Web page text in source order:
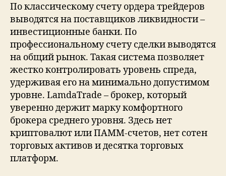
По классическому счету ордера трейдеров
выводятся на поставщиков ликвидности –
инвестиционные банки. По
профессиональному счету сделки выводятся
на общий рынок. Такая система позволяет
жестко контролировать уровень спреда,
удерживая его на минимально допустимом
уровне. LamdaTrade – брокер, который
уверенно держит марку комфортного
брокера среднего уровня. Здесь нет
криптовалют или ПАММ-счетов, нет сотен
торговых активов и десятка торговых
платформ.